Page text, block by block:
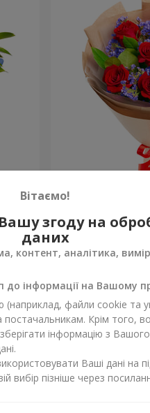
1 941 грн
Вітаємо!
згоду на
даних
контент, аналітика,
до інформації на Вашому
файли cookie та
постачальникам. Крім того,
інформацію з
Ваші дані на
вибір пізніше через